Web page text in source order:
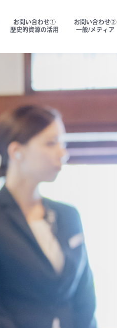
お問い合わせ①
歴史的資源の活用
お問い合わせ②
一般/メディア